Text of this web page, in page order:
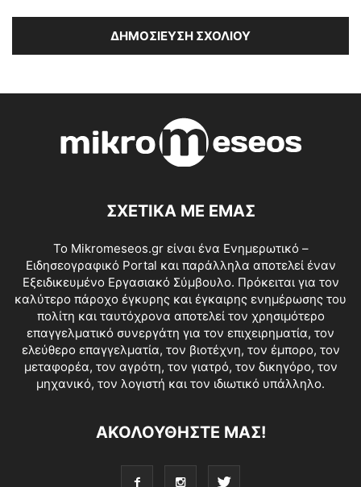
ΣΧΕΤΙΚΑ ΜΕ ΕΜΑΣ
Το Mikromeseos.gr είναι ένα Ενημερωτικό –
Ειδησεογραφικό Portal και παράλληλα αποτελεί έναν
Εξειδικευμένο Εργασιακό Σύμβουλο. Πρόκειται για τον
καλύτερο πάροχο έγκυρης και έγκαιρης ενημέρωσης του
πολίτη και ταυτόχρονα αποτελεί τον χρησιμότερο
επαγγελματικό συνεργάτη για τον επιχειρηματία, τον
ελεύθερο επαγγελματία, τον βιοτέχνη, τον έμπορο, τον
μεταφορέα, τον αγρότη, τον γιατρό, τον δικηγόρο, τον
μηχανικό, τον λογιστή και τον ιδιωτικό υπάλληλο.
ΑΚΟΛΟΥΘΗΣΤΕ ΜΑΣ!